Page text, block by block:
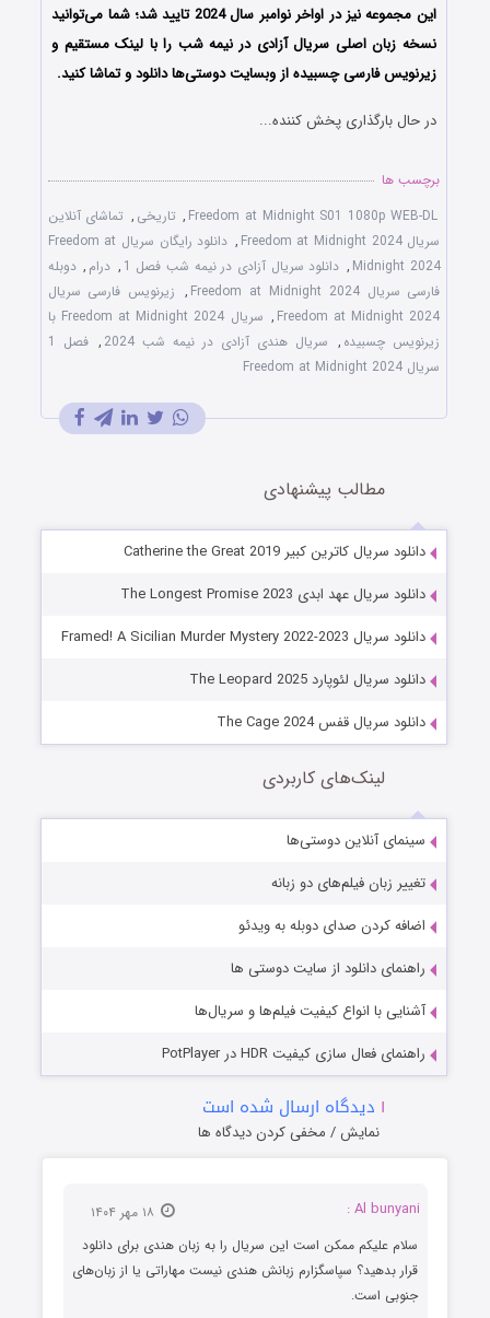
این مجموعه نیز در اواخر نوامبر سال 2024 تایید شد؛ شما می‌توانید
نسخه زبان اصلی سریال آزادی در نیمه شب را با لینک مستقیم و
زیرنویس فارسی چسبیده از وبسایت دوستی‌ها دانلود و تماشا کنید.
در حال بارگذاری پخش کننده...
برچسب ها
Freedom at Midnight S01 1080p WEB-DL
, تاریخی , تماشای آنلاین
سریال Freedom at Midnight 2024
,
دانلود رایگان سریال Freedom at
Midnight 2024
, دانلود سریال آزادی در نیمه شب فصل 1 , درام , دوبله
فارسی سریال Freedom at Midnight 2024
, زیرنویس فارسی سریال
Freedom at Midnight 2024
,
سریال Freedom at Midnight 2024 با
زیرنویس چسبیده , سریال هندی آزادی در نیمه شب 2024 ,
فصل 1
سریال Freedom at Midnight 2024
مطالب پیشنهادی
دانلود سریال کاترین کبیر Catherine the Great 2019
دانلود سریال عهد ابدی The Longest Promise 2023
دانلود سریال Framed! A Sicilian Murder Mystery 2022-2023
دانلود سریال لئوپارد The Leopard 2025
دانلود سریال قفس The Cage 2024
لینک‌های کاربردی
سینمای آنلاین دوستی‌ها
تغییر زبان فیلم‌های دو زبانه
اضافه کردن صدای دوبله به ویدئو
راهنمای دانلود از سایت دوستی ها
آشنایی با انواع کیفیت فیلم‌ها و سریال‌ها
راهنمای فعال سازی کیفیت HDR در PotPlayer
۱ دیدگاه ارسال شده است
نمایش / مخفی کردن دیدگاه ها
Al bunyani :
سلام علیکم ممکن است این سریال را به زبان هندی برای دانلود
قرار بدهید؟ سپاسگزارم زبانش هندی نیست مهاراتی یا از زبان‌های
جنوبی است.